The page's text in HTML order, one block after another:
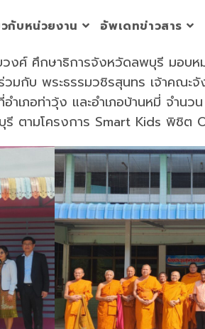
กับหน่วยงาน อัพเดทข่าวสาร
ศึกษาธิการจังหวัดลพบุรี มอบหม
กับ พระธรรมวชิรสุนทร เจ้าคณะ
เภอท่าวุ้ง และอำเภอบ้านหมี่ จำน
รี ตามโครงการ Smart Kids พิชิต